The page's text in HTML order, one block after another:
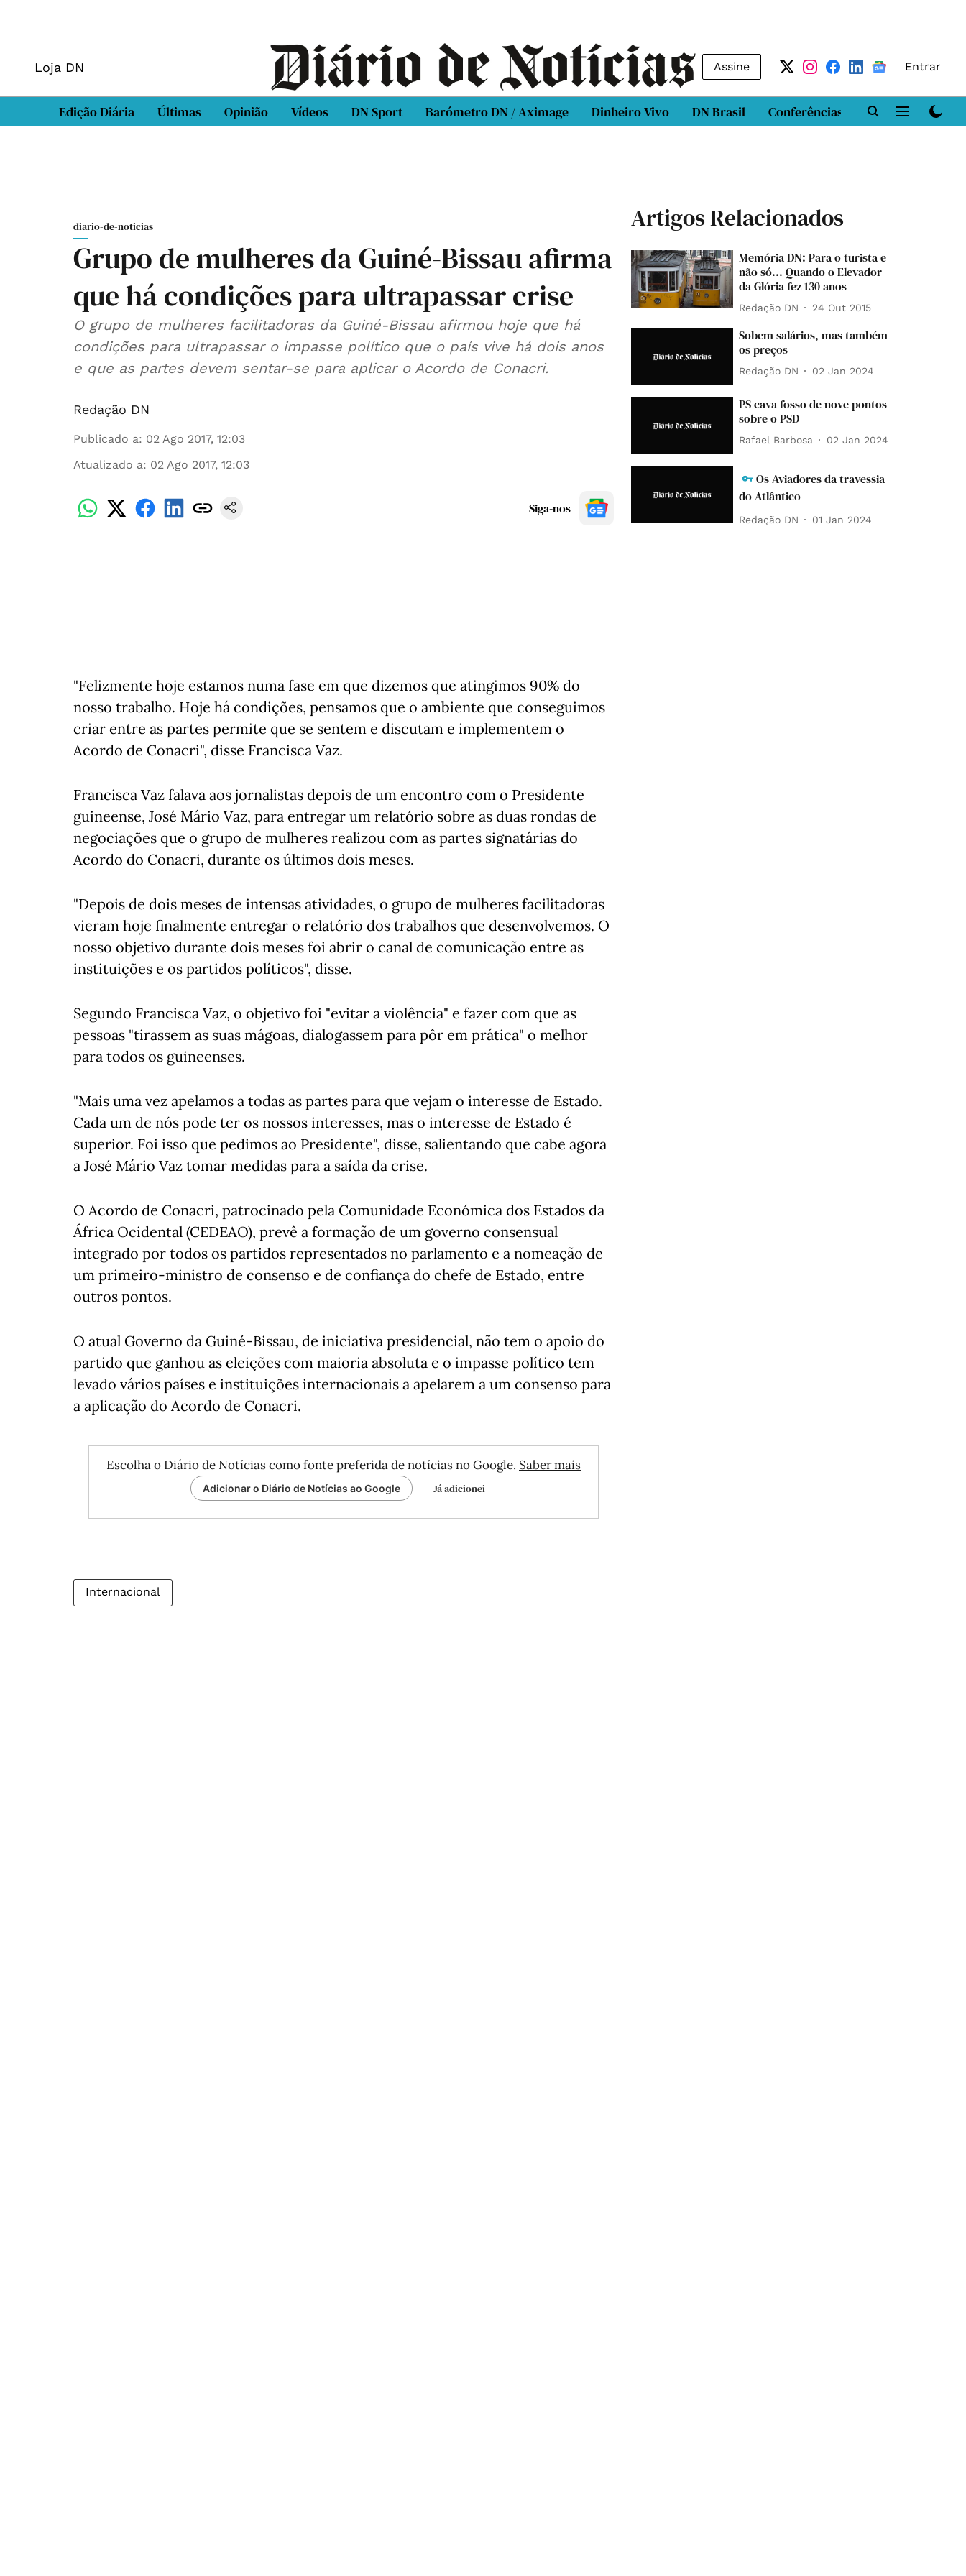
Loja DN Assine Entrar
Edição Diária Últimas Opinião Vídeos DN Sport Barómetro DN / Aximage Dinheiro Vivo DN Brasil Conferências DN LAB
diario-de-noticias
Grupo de mulheres da Guiné-Bissau afirma
que há condições para ultrapassar crise
O grupo de mulheres facilitadoras da Guiné-Bissau afirmou hoje que há
condições para ultrapassar o impasse político que o país vive há dois anos
e que as partes devem sentar-se para aplicar o Acordo de Conacri.
Redação DN
Publicado a: 02 Ago 2017, 12:03
Atualizado a: 02 Ago 2017, 12:03
Siga-nos
"Felizmente hoje estamos numa fase em que dizemos que atingimos 90% do
nosso trabalho. Hoje há condições, pensamos que o ambiente que conseguimos
criar entre as partes permite que se sentem e discutam e implementem o
Acordo de Conacri", disse Francisca Vaz.
Francisca Vaz falava aos jornalistas depois de um encontro com o Presidente
guineense, José Mário Vaz, para entregar um relatório sobre as duas rondas de
negociações que o grupo de mulheres realizou com as partes signatárias do
Acordo do Conacri, durante os últimos dois meses.
"Depois de dois meses de intensas atividades, o grupo de mulheres facilitadoras
vieram hoje finalmente entregar o relatório dos trabalhos que desenvolvemos. O
nosso objetivo durante dois meses foi abrir o canal de comunicação entre as
instituições e os partidos políticos", disse.
Segundo Francisca Vaz, o objetivo foi "evitar a violência" e fazer com que as
pessoas "tirassem as suas mágoas, dialogassem para pôr em prática" o melhor
para todos os guineenses.
"Mais uma vez apelamos a todas as partes para que vejam o interesse de Estado.
Cada um de nós pode ter os nossos interesses, mas o interesse de Estado é
superior. Foi isso que pedimos ao Presidente", disse, salientando que cabe agora
a José Mário Vaz tomar medidas para a saída da crise.
O Acordo de Conacri, patrocinado pela Comunidade Económica dos Estados da
África Ocidental (CEDEAO), prevê a formação de um governo consensual
integrado por todos os partidos representados no parlamento e a nomeação de
um primeiro-ministro de consenso e de confiança do chefe de Estado, entre
outros pontos.
O atual Governo da Guiné-Bissau, de iniciativa presidencial, não tem o apoio do
partido que ganhou as eleições com maioria absoluta e o impasse político tem
levado vários países e instituições internacionais a apelarem a um consenso para
a aplicação do Acordo de Conacri.
Escolha o Diário de Notícias como fonte preferida de notícias no Google. Saber mais
Adicionar o Diário de Notícias ao Google Já adicionei
Internacional
Artigos Relacionados
Memória DN: Para o turista e
não só... Quando o Elevador
da Glória fez 130 anos
Redação DN 24 Out 2015
Sobem salários, mas também
os preços
Redação DN 02 Jan 2024
PS cava fosso de nove pontos
sobre o PSD
Rafael Barbosa 02 Jan 2024
Os Aviadores da travessia
do Atlântico
Redação DN 01 Jan 2024